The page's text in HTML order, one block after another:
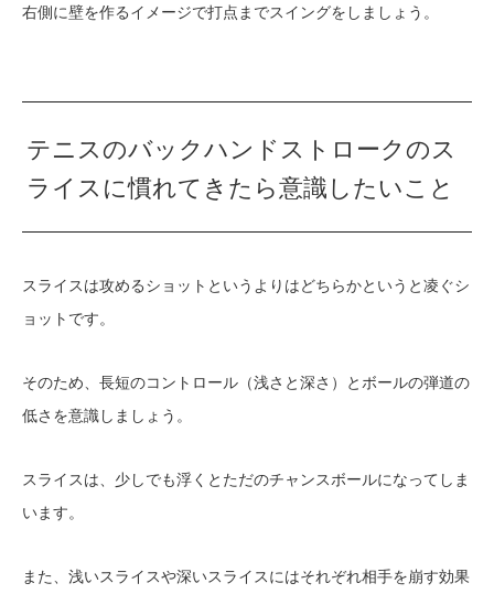
右側に壁を作るイメージで打点までスイングをしましょう。
テニスのバックハンドストロークのス
ライスに慣れてきたら意識したいこと
スライスは攻めるショットというよりはどちらかというと凌ぐシ
ョットです。
そのため、長短のコントロール（浅さと深さ）とボールの弾道の
低さを意識しましょう。
スライスは、少しでも浮くとただのチャンスボールになってしま
います。
また、浅いスライスや深いスライスにはそれぞれ相手を崩す効果